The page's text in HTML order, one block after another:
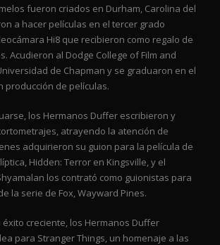
fueron criados en Durham, Carolina del
a hacer películas en el tercer grado
Hi8 que recibieron como regalo de
Acudieron al Dodge College of Film and
de Chapman y se graduaron en el
producción de películas.
los Hermanos Duffer escribieron y
atrayendo la atención de
adquirieron su guion para la película de
Hidden: Terror en Kingsville, y el
los contrató como guionistas para
la serie de Fox, Wayward Pines.
creciente, los Hermanos Duffer
para Stranger Things, un homenaje a las